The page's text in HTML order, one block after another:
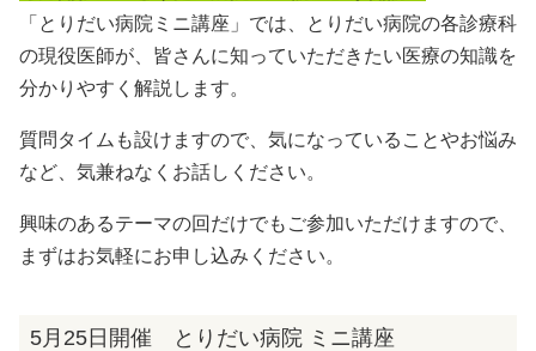
「とりだい病院ミニ講座」では、とりだい病院の各診療科
の現役医師が、皆さんに知っていただきたい医療の知識を
分かりやすく解説します。
質問タイムも設けますので、気になっていることやお悩み
など、気兼ねなくお話しください。
興味のあるテーマの回だけでもご参加いただけますので、
まずはお気軽にお申し込みください。
5月25日開催 とりだい病院 ミニ講座